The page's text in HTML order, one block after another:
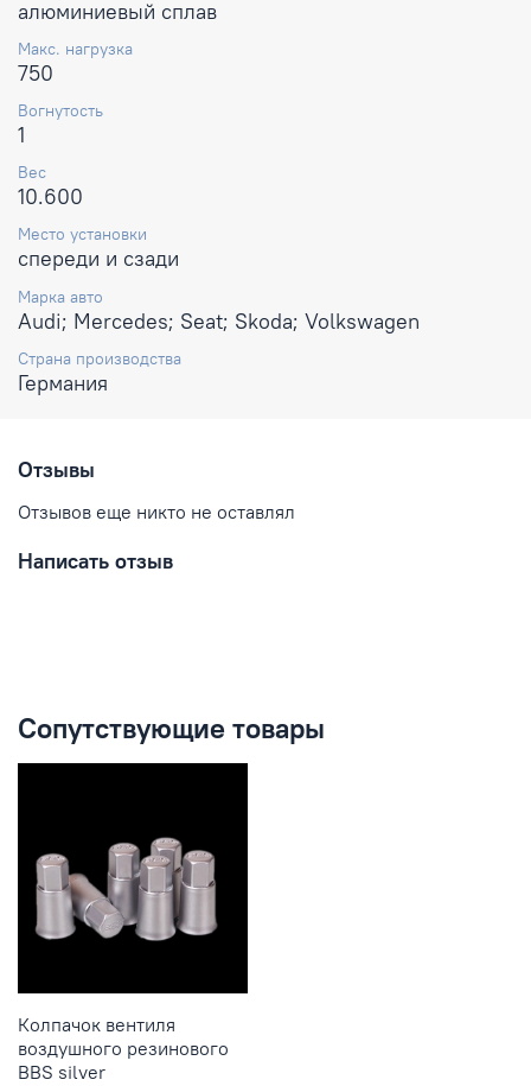
алюминиевый сплав
Макс. нагрузка
750
Вогнутость
1
Вес
10.600
Место установки
спереди и сзади
Марка авто
Audi; Mercedes; Seat; Skoda; Volkswagen
Страна производства
Германия
Отзывы
Отзывов еще никто не оставлял
Написать отзыв
Сопутствующие товары
Колпачок вентиля
воздушного резинового
BBS silver